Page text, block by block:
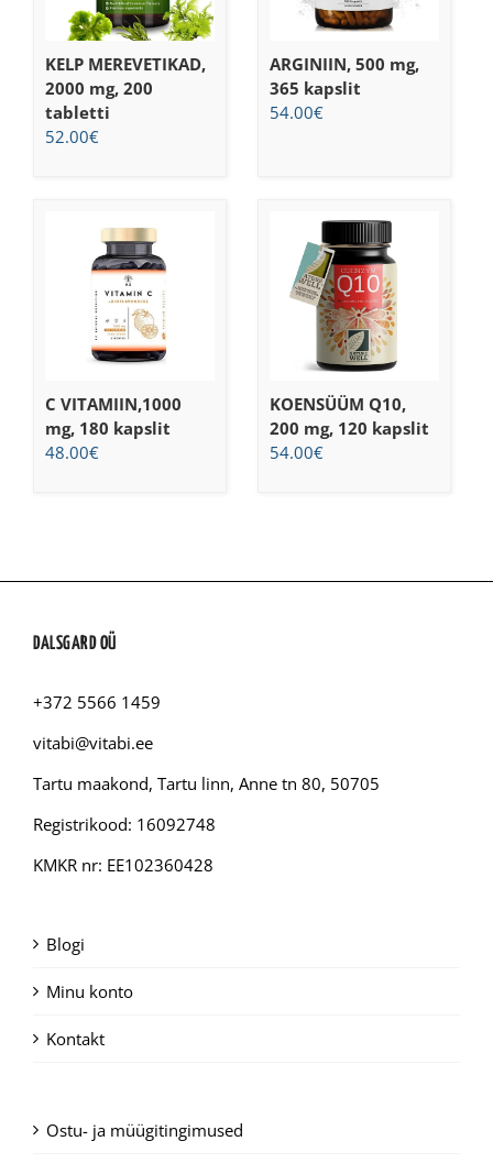
KELP MEREVETIKAD,
2000 mg, 200
tabletti
52.00€
ARGINIIN, 500 mg,
365 kapslit
54.00€
C VITAMIIN,1000
mg, 180 kapslit
48.00€
KOENSÜÜM Q10,
200 mg, 120 kapslit
54.00€
DALSGARD OÜ
+372 5566 1459
vitabi@vitabi.ee
Tartu maakond, Tartu linn, Anne tn 80, 50705
Registrikood: 16092748
KMKR nr: EE102360428
Blogi
Minu konto
Kontakt
Ostu- ja müügitingimused